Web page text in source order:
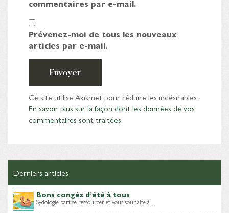
commentaires par e-mail.
Prévenez-moi de tous les nouveaux
articles par e-mail.
Envoyer
Ce site utilise Akismet pour réduire les indésirables.
En savoir plus sur la façon dont les données de vos
commentaires sont traitées.
Derniers articles
Bons congés d’été à tous
Sydologie part se ressourcer et vous souhaite à…